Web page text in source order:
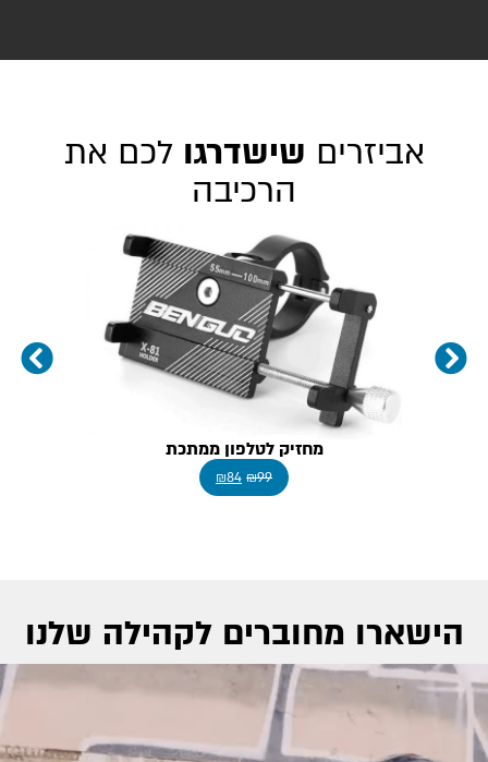
אביזרים שישדרגו לכם את
הרכיבה
מחזיק לטלפון ממתכת
₪99
₪84
הישארו מחוברים לקהילה שלנו